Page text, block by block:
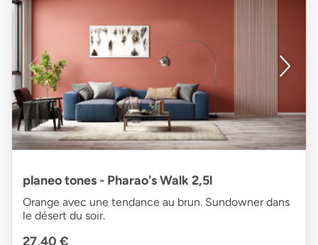
planeo tones - Pharao's Walk 2,5l
Orange avec une tendance au brun. Sundowner dans
le désert du soir.
27,40 €